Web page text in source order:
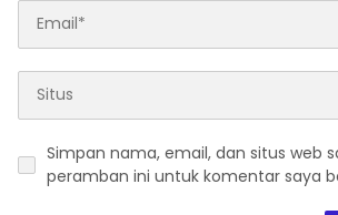
Simpan nama, email, dan situs web
peramban ini untuk komentar saya